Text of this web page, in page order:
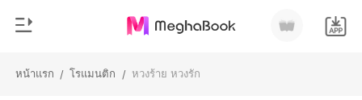
หน้าแรก / โรแมนติก / หวงร้าย หวงรัก